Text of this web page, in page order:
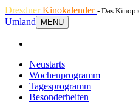
DresdnerKinokalender - Das
Umland
MENU
Neustarts
Wochenprogramm
Tagesprogramm
Besonderheiten